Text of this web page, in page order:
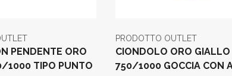
PENDENTE ORO
1000 TIPO PUNTO
PRODOTTO OUTLET
CIONDOLO ORO GIALLO
750/1000 GOCCIA CON